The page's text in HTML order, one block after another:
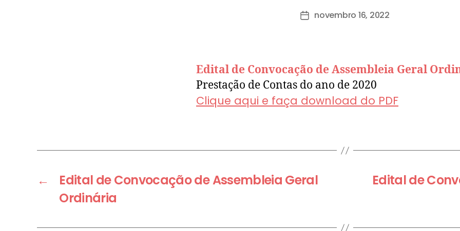
novembro 16, 2022
Edital de Convocação de Assembleia Geral
Prestação de Contas do ano de 2020
Clique aqui e faça download do PDF
←
Edital de Convocação de Assembleia Geral
Ordinária
Edital de